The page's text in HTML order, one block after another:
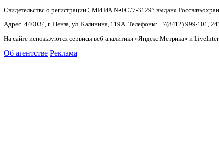
Свидетельство о регистрации СМИ ИА №ФС77-31297 выдано
Адрес: 440034, г. Пенза, ул. Калинина, 119А. Телефоны: +7(8412) 999-101,
На сайте используются сервисы веб-аналитики «Яндекс.Метрика» и
Об агентстве Реклама